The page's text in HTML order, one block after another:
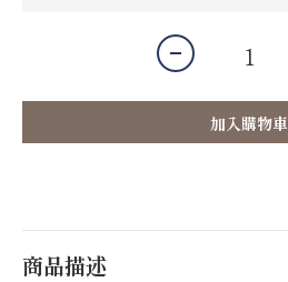
加入購物車
商品描述